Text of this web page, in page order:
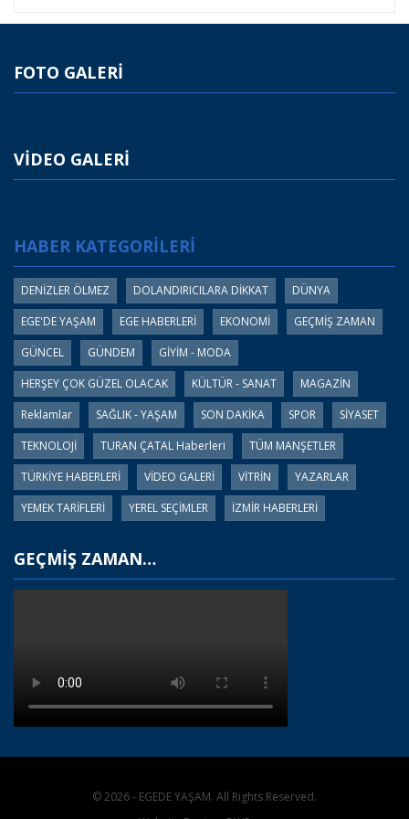
FOTO GALERİ
VİDEO GALERİ
HABER KATEGORİLERİ
DENİZLER ÖLMEZ DOLANDIRICILARA DİKKAT
DÜNYA
EGE'DE YAŞAM
EGE HABERLERİ EKONOMİ
GEÇMİŞ ZAMAN
GÜNCEL
GÜNDEM
GİYİM - MODA
HERŞEY ÇOK GÜZEL OLACAK
KÜLTÜR - SANAT
MAGAZİN
Reklamlar
SAĞLIK - YAŞAM SON DAKİKA SPOR
SİYASET
TEKNOLOJİ
TURAN ÇATAL Haberleri
TÜM MANŞETLER
TÜRKİYE HABERLERİ
VİDEO GALERİ VİTRİN
YAZARLAR
YEMEK TARİFLERİ
YEREL SEÇİMLER İZMİR HABERLERİ
GEÇMİŞ ZAMAN…
© 2026 - EGEDE YAŞAM. All Rights Reserved.